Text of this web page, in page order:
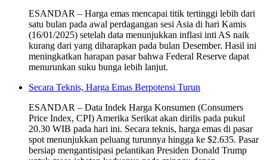
ESANDAR – Harga emas mencapai titik tertinggi lebih dari
satu bulan pada awal perdagangan sesi Asia di hari Kamis
(16/01/2025) setelah data menunjukkan inflasi inti AS naik
kurang dari yang diharapkan pada bulan Desember. Hasil ini
meningkatkan harapan pasar bahwa Federal Reserve dapat
menurunkan suku bunga lebih lanjut.
Secara Teknis, Harga Emas Berpotensi Turun
ESANDAR – Data Indek Harga Konsumen (Consumers
Price Index, CPI) Amerika Serikat akan dirilis pada pukul
20.30 WIB pada hari ini. Secara teknis, harga emas di pasar
spot menunjukkan peluang turunnya hingga ke $2.635. Pasar
bersiap mengantisipasi pelantikan Presiden Donald Trump